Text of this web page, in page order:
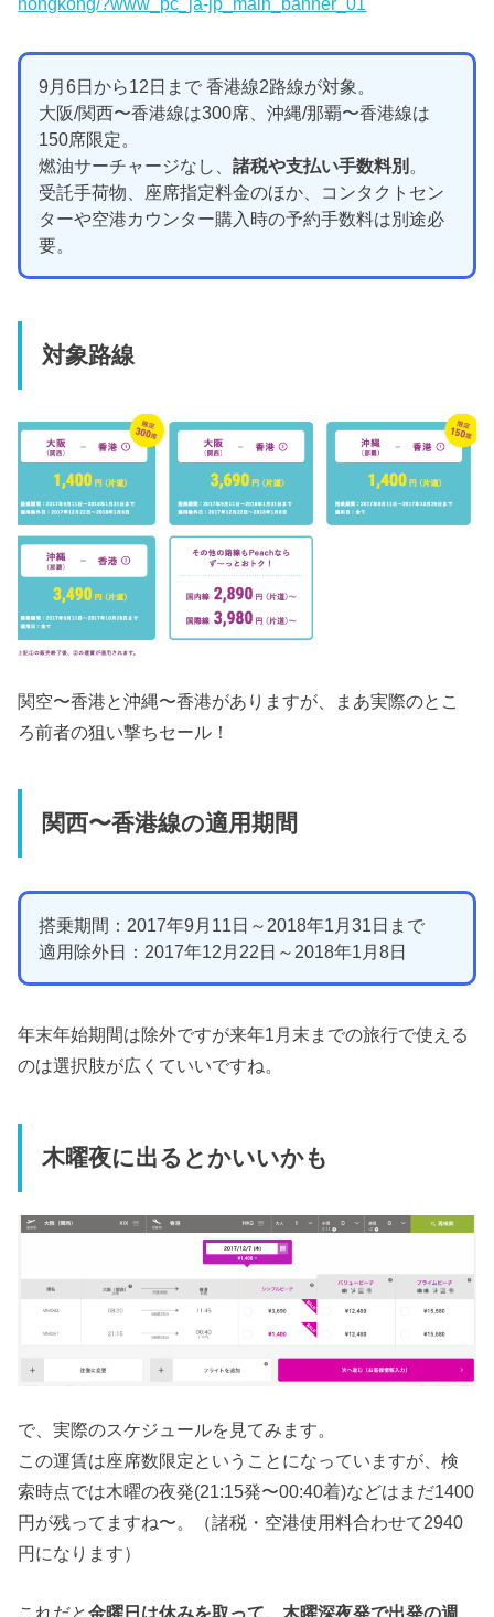
9月6日から12日まで 香港線2路線が対象。
大阪/関西〜香港線は300席、沖縄/那覇〜香港線は
150席限定。
燃油サーチャージなし、諸税や支払い手数料別 。
受託手荷物、座席指定料金のほか、コンタクトセン
ターや空港カウンター購入時の予約手数料は別途必
要。
対象路線
関空〜香港と沖縄〜香港がありますが、まあ実際のとこ
ろ前者の狙い撃ちセール！
関西〜香港線の適用期間
搭乗期間：2017年9月11日～2018年1月31日まで
適用除外日：2017年12月22日～2018年1月8日
年末年始期間は除外ですが来年1月末までの旅行で使える
のは選択肢が広くていいですね。
木曜夜に出るとかいいかも
で、実際のスケジュールを見てみます。
この運賃は座席数限定ということになっていますが、検
索時点では木曜の夜発(21:15発〜00:40着)などはまだ1400
円が残ってますね〜。（諸税・空港使用料合わせて2940
円になります）
これだと金曜日は休みを取って、木曜深夜発で出発の週